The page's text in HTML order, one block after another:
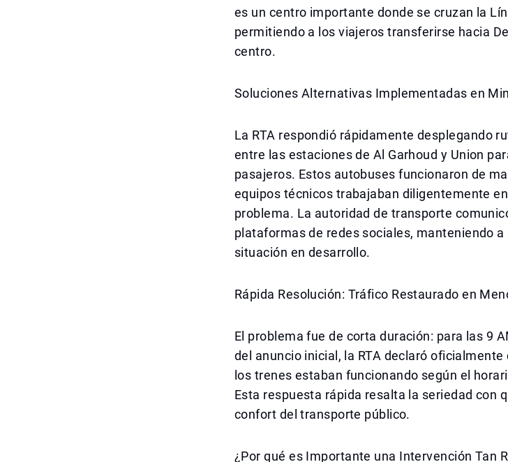
es un centro importante donde se cruzan la
permitiendo a los viajeros transferirse hacia
centro.
Soluciones Alternativas Implementadas en
La RTA respondió rápidamente desplegando
entre las estaciones de Al Garhoud y Union
pasajeros. Estos autobuses funcionaron de
equipos técnicos trabajaban diligentemente
problema. La autoridad de transporte
plataformas de redes sociales, manteniendo
situación en desarrollo.
Rápida Resolución: Tráfico Restaurado en
El problema fue de corta duración: para las 9
del anuncio inicial, la RTA declaró
los trenes estaban funcionando según el
Esta respuesta rápida resalta la seriedad con
confort del transporte público.
¿Por qué es Importante una Intervención Tan